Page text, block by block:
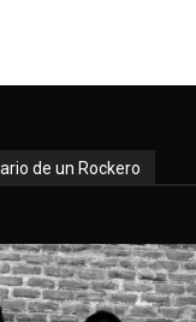
de un Rockero